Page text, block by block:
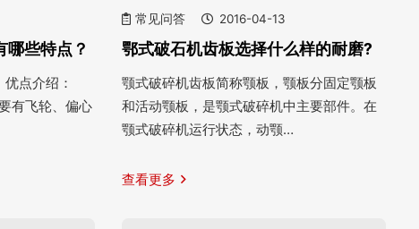
哪些特点？
点介绍：
有飞轮、偏心
常见问答 2016-04-13
鄂式破石机齿板选择什么样的耐磨?
颚式破碎机齿板简称颚板，颚板分固定颚板
和活动颚板，是颚式破碎机中主要部件。在
颚式破碎机运行状态，动颚…
查看更多